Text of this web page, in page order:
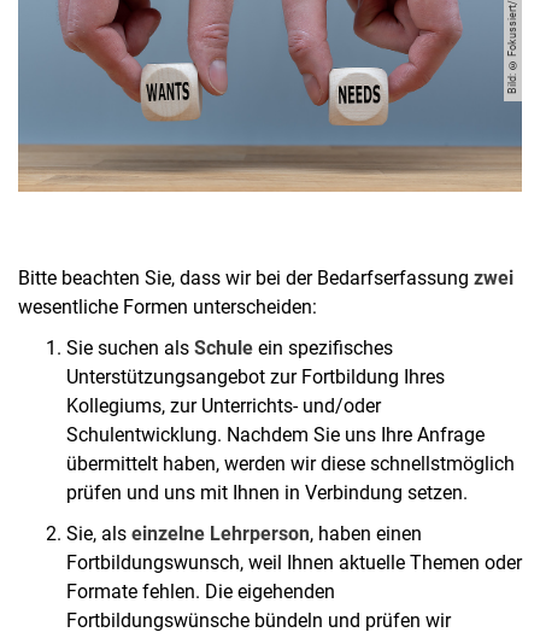
Uni4School und Abrufangebote
Studiengänge zur Weiterbildung
Anmeldung zu einem Fortbildungsangebot
Bitte beachten Sie, dass wir bei der Bedarfserfassung zwei
wesentliche Formen unterscheiden:
Sie suchen als Schule ein spezifisches
Unterstützungsangebot zur Fortbildung Ihres
Kollegiums, zur Unterrichts- und/oder
Schulentwicklung. Nachdem Sie uns Ihre Anfrage
übermittelt haben, werden wir diese schnellstmöglich
prüfen und uns mit Ihnen in Verbindung setzen.
Sie, als einzelne Lehrperson, haben einen
Fortbildungswunsch, weil Ihnen aktuelle Themen oder
Formate fehlen. Die eigehenden
Fortbildungswünsche bündeln und prüfen wir